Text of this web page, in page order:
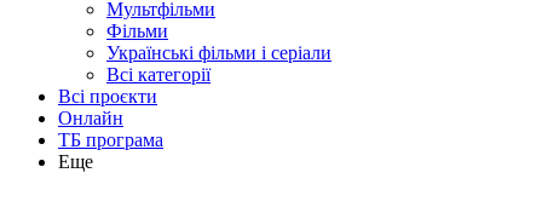
Мультфільми
Фільми
Українські фільми і серіали
Всі категорії
Всі проєкти
Онлайн
ТБ програма
Еще